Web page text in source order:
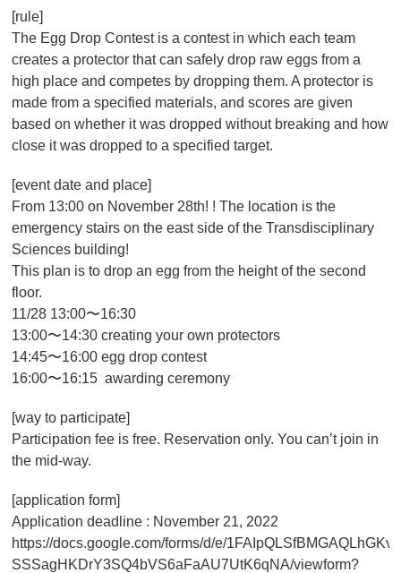
[rule]
The Egg Drop Contest is a contest in which each team
creates a protector that can safely drop raw eggs from a
high place and competes by dropping them. A protector is
made from a specified materials, and scores are given
based on whether it was dropped without breaking and how
close it was dropped to a specified target.
[event date and place]
From 13:00 on November 28th! ! The location is the
emergency stairs on the east side of the Transdisciplinary
Sciences building!
This plan is to drop an egg from the height of the second
floor.
11/28 13:00〜16:30
13:00〜14:30 creating your own protectors
14:45〜16:00 egg drop contest
16:00〜16:15 awarding ceremony
[way to participate]
Participation fee is free. Reservation only. You can’t join in
the mid-way.
[application form]
Application deadline : November 21, 2022
https://docs.google.com/forms/d/e/
SSSagHKDrY3SQ4bVS6aFaAU7UtK6qNA/viewform?